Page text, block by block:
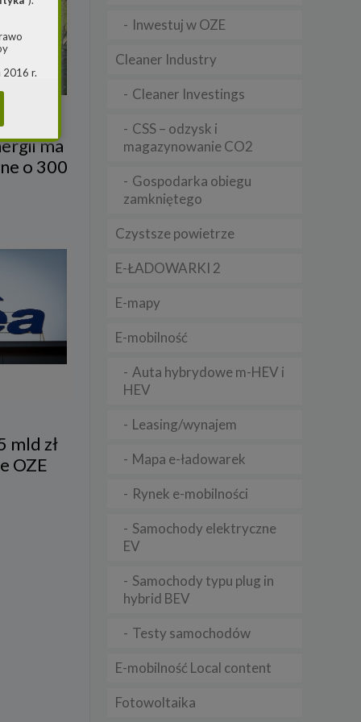
ma
o 300
mld zł
OZE
Inwestuj w OZE
Cleaner Industry
Cleaner Investings
CSS – odzysk i
magazynowanie CO2
Gospodarka obiegu
zamkniętego
Czystsze powietrze
E-ŁADOWARKI 2
E-mapy
E-mobilność
Auta hybrydowe m-HEV i
HEV
Leasing/wynajem
Mapa e-ładowarek
Rynek e-mobilności
Samochody elektryczne
EV
Samochody typu plug in
hybrid BEV
Testy samochodów
E-mobilność Local content
Fotowoltaika
2016 r.
jest
przy